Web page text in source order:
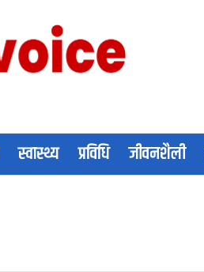
स्वास्थ्य प्रविधि जीवनशैली